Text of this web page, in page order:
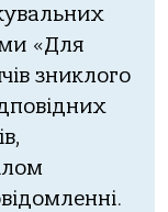
«Для
зниклого